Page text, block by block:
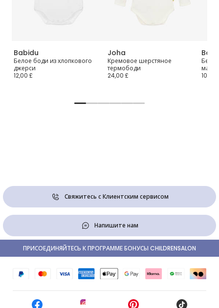
Babidu
Белое боди из хлопкового
джерси
12,00 £
Joha
Кремовое шерстяное
термободи
24,00 £
10,00
Свяжитесь с Клиентским сервисом
Напишите нам
ПРИСОЕДИНЯЙТЕСЬ К ПРОГРАММЕ БОНУСЫ CHILDRENSALON